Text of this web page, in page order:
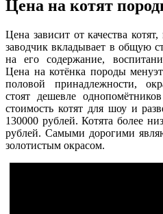
Цена на котят
Цена зависит от качества
заводчик вкладывает в общую
на его содержание,
Цена на котёнка породы
половой принадлежности,
стоят дешевле
стоимость котят для шоу и
130000 рублей. Котята более
рублей. Самыми дорогими
золотистым окрасом.